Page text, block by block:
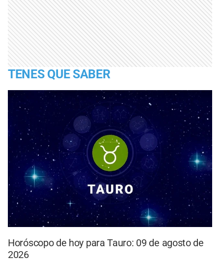
TENES QUE SABER
Horóscopo de hoy para Tauro: 09 de agosto de
2026